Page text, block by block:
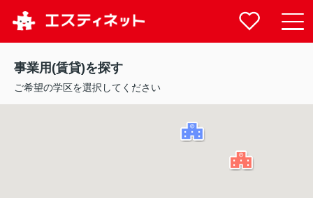
事業用(賃貸)を探す
ご希望の学区を選択してください